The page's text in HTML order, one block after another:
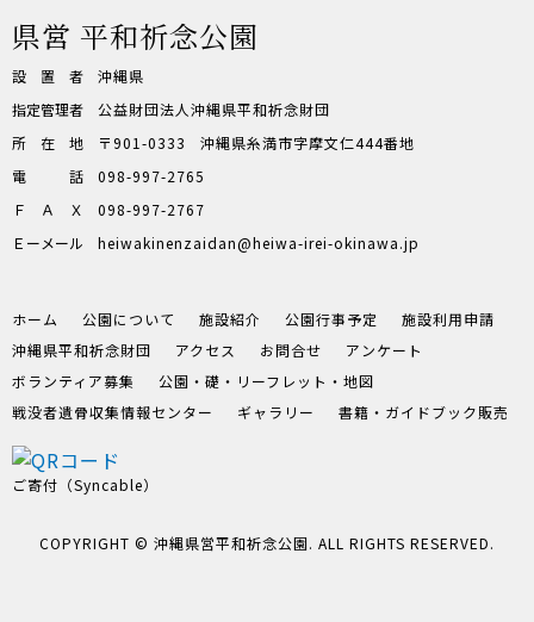
シ
ン
県営 平和祈念公園
設置者 沖縄県
指定管理者
公益財団法人沖縄県平和祈念財団
所在地
〒901-0333
沖縄県糸満市字摩文仁444番地
電話098-997-2765
ＦＡＸ 098-997-2767
Ｅーメール
heiwakinenzaidan heiwa-irei-okinawa.jp
ホーム 公園について 施設紹介 公園行事予定
施設利用申請
沖縄県平和祈念財団
アクセス お問合せ
アンケート
ボランティア募集
公園・礎・リーフレット・地図
戦没者遺骨収集情報センター
ギャラリー 書籍・ガイドブック販売
ご寄付（Syncable）
COPYRIGHT © 沖縄県営平和祈念公園. ALL RIGHTS RESERVED.